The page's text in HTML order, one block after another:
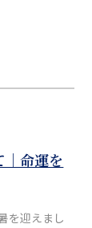
命運を
を迎えまし